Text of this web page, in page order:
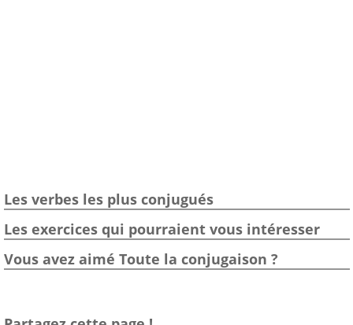
Les verbes les plus conjugués
Les exercices qui pourraient vous intéresser
Vous avez aimé Toute la conjugaison ?